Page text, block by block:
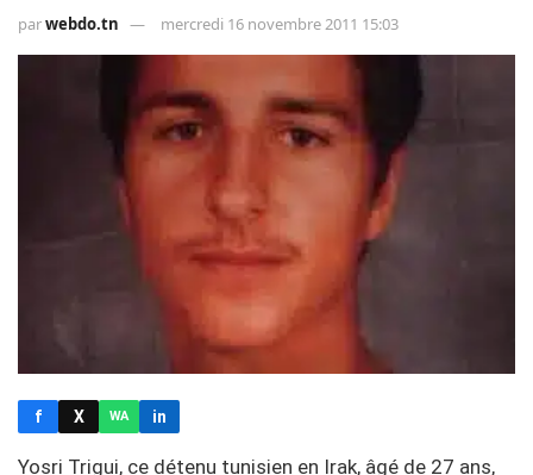
parwebdo.tn mercredi 16 novembre 2011 15:03
f X WA in
Yosri Trigui, ce détenu tunisien en Irak, âgé de 27 ans,